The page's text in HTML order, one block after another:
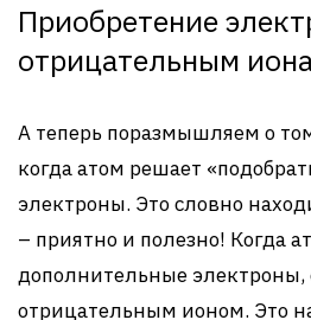
Приобретение
отрицательным
А теперь поразмышляем о
когда атом решает
электроны. Это словно
– приятно и полезно! Когда
дополнительные электроны,
отрицательным ионом. Это